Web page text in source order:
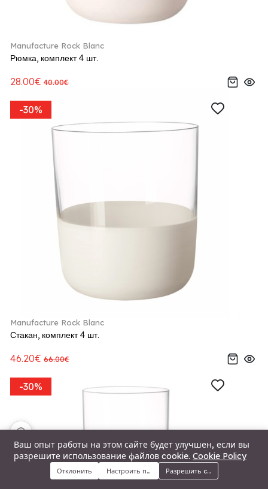
Меню Категории Поиск Корзина
Manufacture Rock Blanc
Рюмка, комплект 4 шт.
28.00€ 40.00€
-30%
Manufacture Rock Blanc
Стакан, комплект 4 шт.
46.20€ 66.00€
-30%
Ваш опыт работы на этом сайте будет улучшен, если вы
разрешите использование файлов cookie. Cookie Policy
Отклонить Настроить предпочтенияРазрешить cookie
🍪